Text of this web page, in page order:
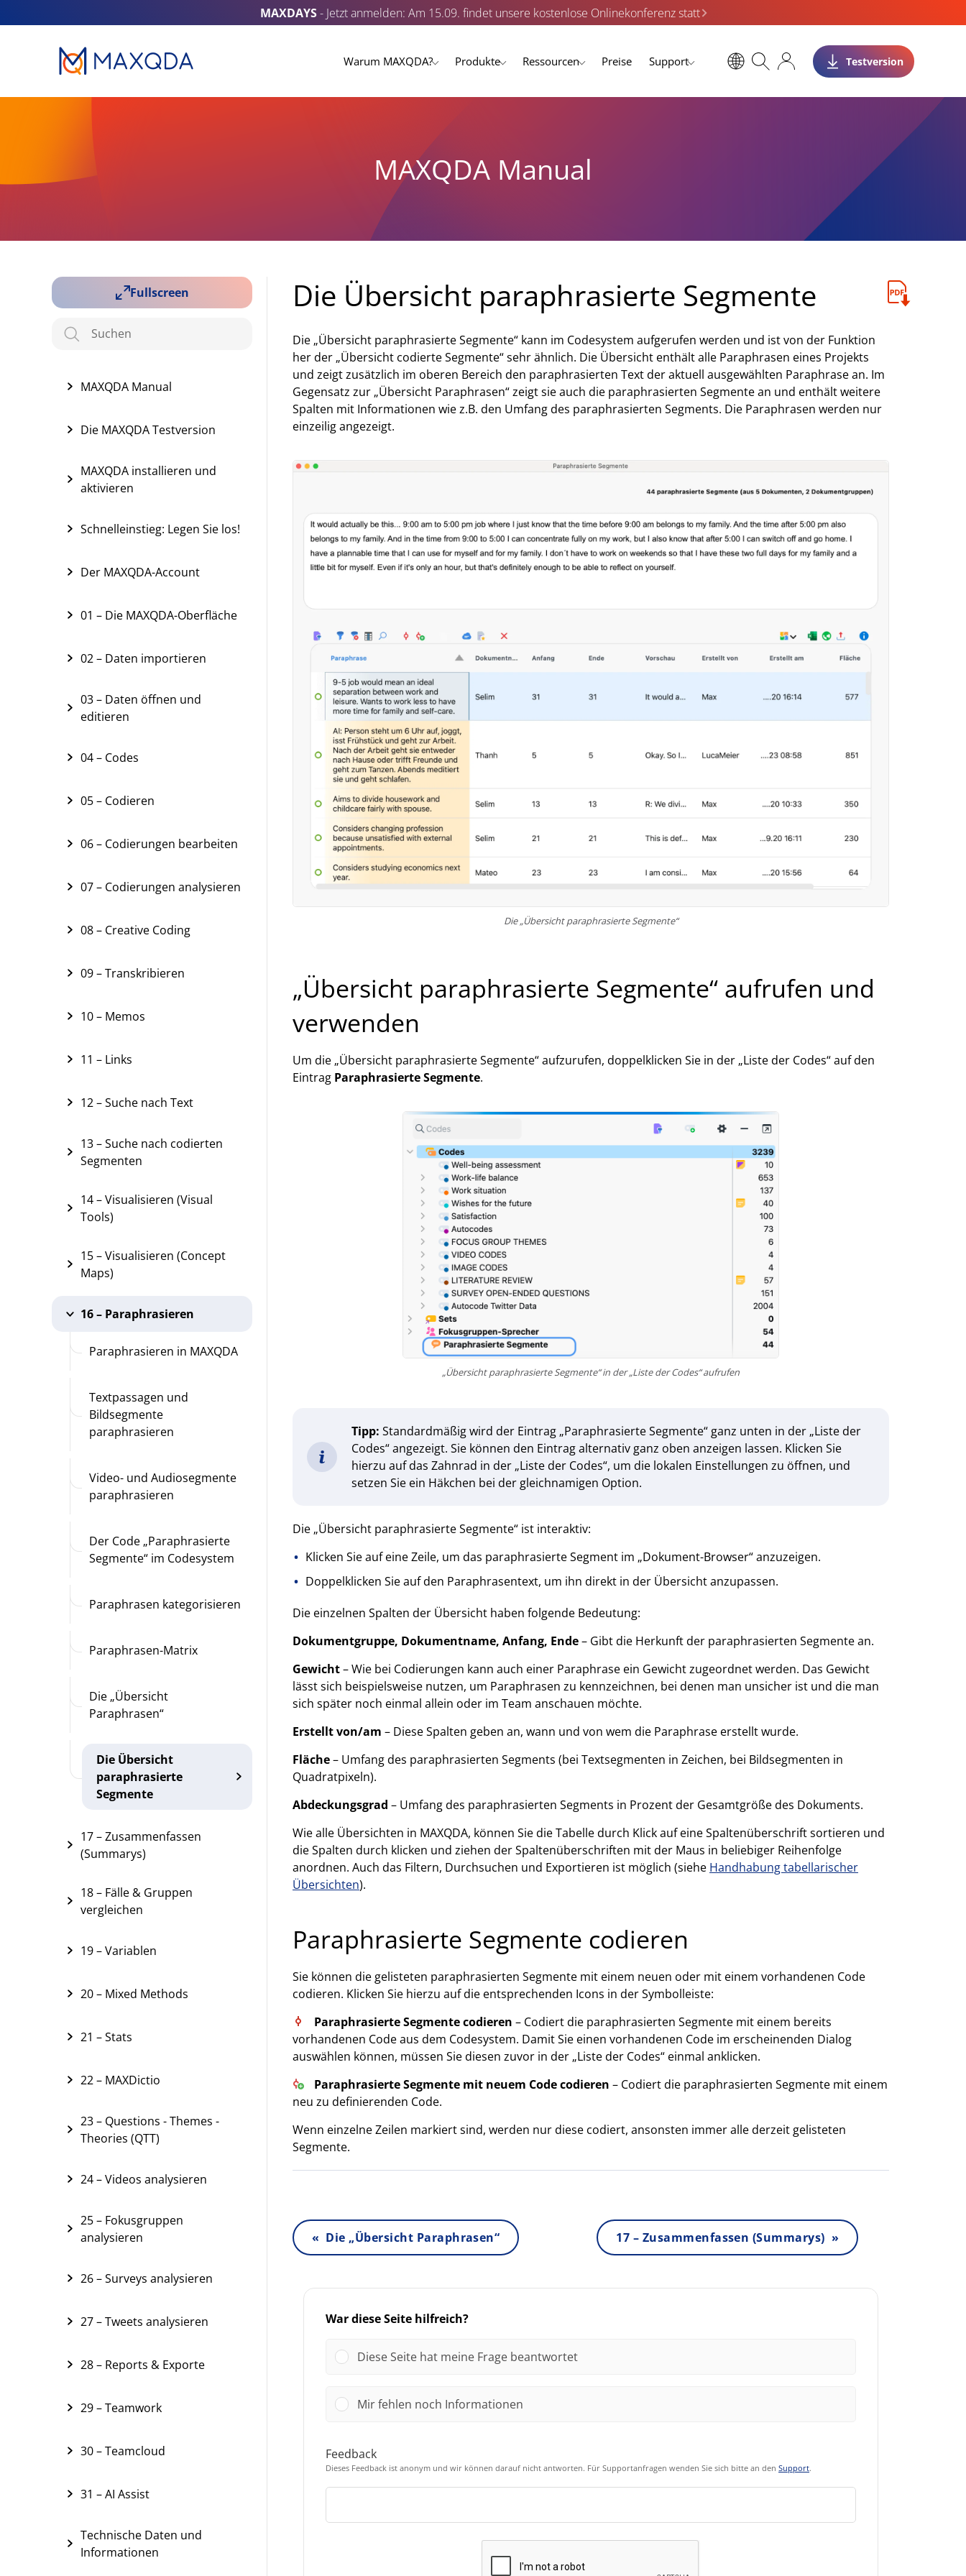
MAXDAYS- Jetzt anmelden: Am 15.09. findet unsere kostenlose Onlinekonferenz statt
Warum MAXQDA? Produkte Ressourcen Preise Support Testversion
MAXQDA Manual
Fullscreen
MAXQDA Manual
Die MAXQDA Testversion
MAXQDA installieren und
aktivieren
Schnelleinstieg: Legen Sie los!
Der MAXQDA-Account
01 – Die MAXQDA-Oberfläche
02 – Daten importieren
03 – Daten öffnen und
editieren
04 – Codes
05 – Codieren
06 – Codierungen bearbeiten
07 – Codierungen analysieren
08 – Creative Coding
09 – Transkribieren
10 – Memos
11 – Links
12 – Suche nach Text
13 – Suche nach codierten
Segmenten
14 – Visualisieren (Visual
Tools)
15 – Visualisieren (Concept
Maps)
16 – Paraphrasieren
Paraphrasieren in MAXQDA
Textpassagen und
Bildsegmente
paraphrasieren
Video- und Audiosegmente
paraphrasieren
Der Code „Paraphrasierte
Segmente“ im Codesystem
Paraphrasen kategorisieren
Paraphrasen-Matrix
Die „Übersicht
Paraphrasen“
Die Übersicht
paraphrasierte
Segmente
17 – Zusammenfassen
(Summarys)
18 – Fälle & Gruppen
vergleichen
19 – Variablen
20 – Mixed Methods
21 – Stats
22 – MAXDictio
23 – Questions - Themes -
Theories (QTT)
24 – Videos analysieren
25 – Fokusgruppen
analysieren
26 – Surveys analysieren
27 – Tweets analysieren
28 – Reports & Exporte
29 – Teamwork
30 – Teamcloud
31 – AI Assist
Technische Daten und
Informationen
Die Übersicht paraphrasierte Segmente
Die „Übersicht paraphrasierte Segmente“ kann im Codesystem aufgerufen werden und ist von der Funktion
her der „Übersicht codierte Segmente“ sehr ähnlich. Die Übersicht enthält alle Paraphrasen eines Projekts
und zeigt zusätzlich im oberen Bereich den paraphrasierten Text der aktuell ausgewählten Paraphrase an. Im
Gegensatz zur „Übersicht Paraphrasen“ zeigt sie auch die paraphrasierten Segmente an und enthält weitere
Spalten mit Informationen wie z.B. den Umfang des paraphrasierten Segments. Die Paraphrasen werden nur
einzeilig angezeigt.
Die „Übersicht paraphrasierte Segmente“
„Übersicht paraphrasierte Segmente“ aufrufen und
verwenden
Um die „Übersicht paraphrasierte Segmente“ aufzurufen, doppelklicken Sie in der „Liste der Codes“ auf den
Eintrag Paraphrasierte Segmente.
„Übersicht paraphrasierte Segmente“ in der „Liste der Codes“ aufrufen
Tipp: Standardmäßig wird der Eintrag „Paraphrasierte Segmente“ ganz unten in der „Liste der
Codes“ angezeigt. Sie können den Eintrag alternativ ganz oben anzeigen lassen. Klicken Sie
hierzu auf das Zahnrad in der „Liste der Codes“, um die lokalen Einstellungen zu öffnen, und
setzen Sie ein Häkchen bei der gleichnamigen Option.
Die „Übersicht paraphrasierte Segmente“ ist interaktiv:
Klicken Sie auf eine Zeile, um das paraphrasierte Segment im „Dokument-Browser“ anzuzeigen.
Doppelklicken Sie auf den Paraphrasentext, um ihn direkt in der Übersicht anzupassen.
Die einzelnen Spalten der Übersicht haben folgende Bedeutung:
Dokumentgruppe, Dokumentname, Anfang, Ende– Gibt die Herkunft der paraphrasierten Segmente an.
Gewicht– Wie bei Codierungen kann auch einer Paraphrase ein Gewicht zugeordnet werden. Das Gewicht
lässt sich beispielsweise nutzen, um Paraphrasen zu kennzeichnen, bei denen man unsicher ist und die man
sich später noch einmal allein oder im Team anschauen möchte.
Erstellt von/am – Diese Spalten geben an, wann und von wem die Paraphrase erstellt wurde.
Fläche– Umfang des paraphrasierten Segments (bei Textsegmenten in Zeichen, bei Bildsegmenten in
Quadratpixeln).
Abdeckungsgrad – Umfang des paraphrasierten Segments in Prozent der Gesamtgröße des Dokuments.
Wie alle Übersichten in MAXQDA, können Sie die Tabelle durch Klick auf eine Spaltenüberschrift sortieren und
die Spalten durch klicken und ziehen der Spaltenüberschriften mit der Maus in beliebiger Reihenfolge
anordnen. Auch das Filtern, Durchsuchen und Exportieren ist möglich (siehe Handhabung tabellarischer
Übersichten).
Paraphrasierte Segmente codieren
Sie können die gelisteten paraphrasierten Segmente mit einem neuen oder mit einem vorhandenen Code
codieren. Klicken Sie hierzu auf die entsprechenden Icons in der Symbolleiste:
Paraphrasierte Segmente codieren – Codiert die paraphrasierten Segmente mit einem bereits
vorhandenen Code aus dem Codesystem. Damit Sie einen vorhandenen Code im erscheinenden Dialog
auswählen können, müssen Sie diesen zuvor in der „Liste der Codes“ einmal anklicken.
Paraphrasierte Segmente mit neuem Code codieren – Codiert die paraphrasierten Segmente mit einem
neu zu definierenden Code.
Wenn einzelne Zeilen markiert sind, werden nur diese codiert, ansonsten immer alle derzeit gelisteten
Segmente.
« Die „Übersicht Paraphrasen“ 17 – Zusammenfassen (Summarys) »
War diese Seite hilfreich?
Diese Seite hat meine Frage beantwortet
Mir fehlen noch Informationen
Feedback
Dieses Feedback ist anonym und wir können darauf nicht antworten. Für Supportanfragen wenden Sie sich bitte an den Support.